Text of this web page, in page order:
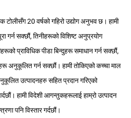
टोलीसँग 20 वर्षको गहिरो उद्योग अनुभव छ। हामी
गर्न सक्छौं, तिनीहरूको विशिष्ट अनुप्रयोग
प्राविधिक पीडा बिन्दुहरू समाधान गर्न सक्छौं,
अनुकूलित गर्न सक्छौं। हामी तोकिएको कच्चा माल
उत्पादनहरु सहित प्रदान गरिएको
हामी विदेशी आगन्तुकहरूलाई हाम्रो उत्पादन
पनि विस्तार गर्दछौं।